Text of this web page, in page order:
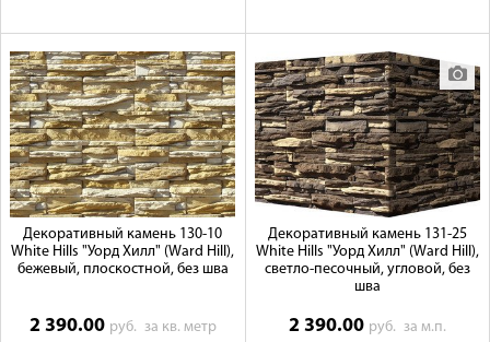
Декоративный камень 130-10
White Hills "Уорд Хилл" (Ward Hill),
бежевый, плоскостной, без шва
2 390.00 руб. за кв. метр
Декоративный камень 131-25
White Hills "Уорд Хилл" (Ward Hill),
светло-песочный, угловой, без
шва
2 390.00 руб. за м.п.